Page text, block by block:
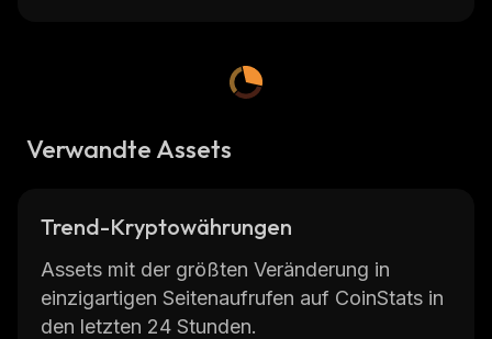
Verwandte Assets
Trend-Kryptowährungen
Assets mit der größten Veränderung in
einzigartigen Seitenaufrufen auf CoinStats in
den letzten 24 Stunden.